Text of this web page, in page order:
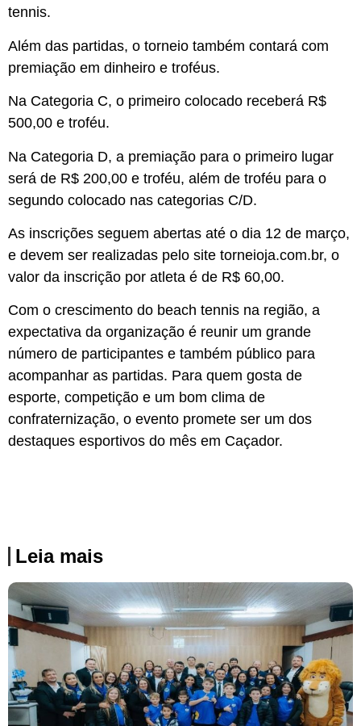
tennis.
Além das partidas, o torneio também contará com
premiação em dinheiro e troféus.
Na Categoria C, o primeiro colocado receberá R$
500,00 e troféu.
Na Categoria D, a premiação para o primeiro lugar
será de R$ 200,00 e troféu, além de troféu para o
segundo colocado nas categorias C/D.
As inscrições seguem abertas até o dia 12 de março,
e devem ser realizadas pelo site torneioja.com.br, o
valor da inscrição por atleta é de R$ 60,00.
Com o crescimento do beach tennis na região, a
expectativa da organização é reunir um grande
número de participantes e também público para
acompanhar as partidas. Para quem gosta de
esporte, competição e um bom clima de
confraternização, o evento promete ser um dos
destaques esportivos do mês em Caçador.
Leia mais